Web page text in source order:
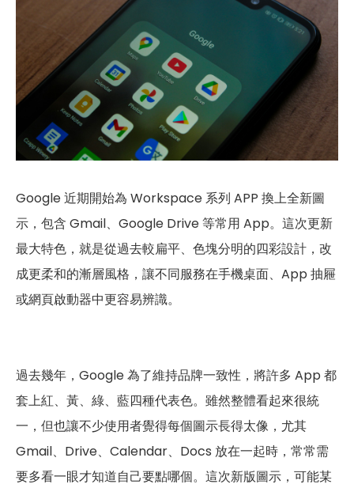
Google 近期開始為 Workspace 系列 APP 換上全新圖
示，包含 Gmail、Google Drive 等常用 App。這次更新
最大特色，就是從過去較扁平、色塊分明的四彩設計，改
成更柔和的漸層風格，讓不同服務在手機桌面、App 抽屜
或網頁啟動器中更容易辨識。
過去幾年，Google 為了維持品牌一致性，將許多 App 都
套上紅、黃、綠、藍四種代表色。雖然整體看起來很統
一，但也讓不少使用者覺得每個圖示長得太像，尤其
Gmail、Drive、Calendar、Docs 放在一起時，常常需
要多看一眼才知道自己要點哪個。這次新版圖示，可能某